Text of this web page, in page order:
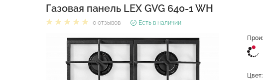
Газовая панель LEX GVG 640-1 WH
0 отзывов Есть в наличии
Цвет: